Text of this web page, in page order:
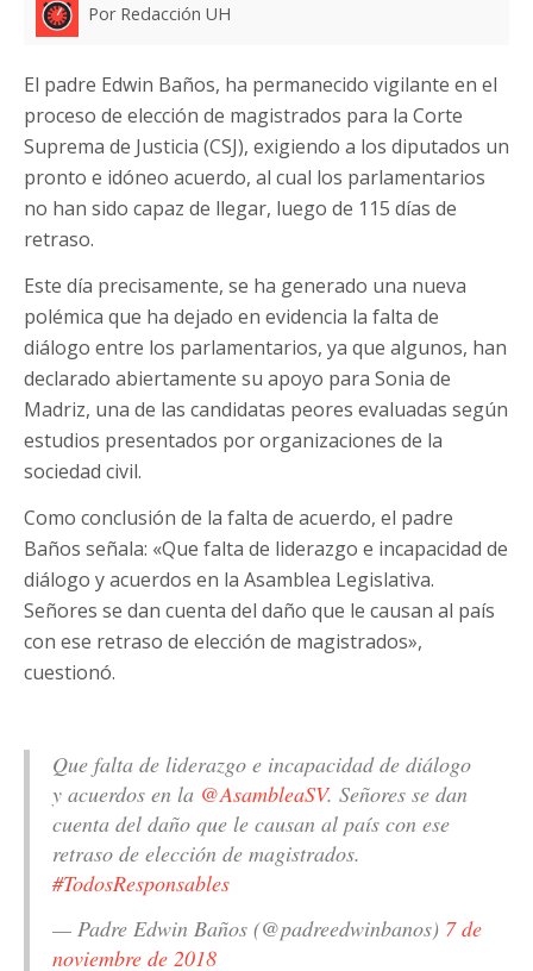
Por Redacción UH
El padre Edwin Baños, ha permanecido vigilante en el
proceso de elección de magistrados para la Corte
Suprema de Justicia (CSJ), exigiendo a los diputados un
pronto e idóneo acuerdo, al cual los parlamentarios
no han sido capaz de llegar, luego de 115 días de
retraso.
Este día precisamente, se ha generado una nueva
polémica que ha dejado en evidencia la falta de
diálogo entre los parlamentarios, ya que algunos, han
declarado abiertamente su apoyo para Sonia de
Madriz, una de las candidatas peores evaluadas según
estudios presentados por organizaciones de la
sociedad civil.
Como conclusión de la falta de acuerdo, el padre
Baños señala: «Que falta de liderazgo e incapacidad de
diálogo y acuerdos en la Asamblea Legislativa.
Señores se dan cuenta del daño que le causan al país
con ese retraso de elección de magistrados»,
cuestionó.
Que falta de liderazgo e incapacidad de diálogo
y acuerdos en la @AsambleaSV. Señores se dan
cuenta del daño que le causan al país con ese
retraso de elección de magistrados.
#TodosResponsables
— Padre Edwin Baños (@padreedwinbanos) 7 de
noviembre de 2018